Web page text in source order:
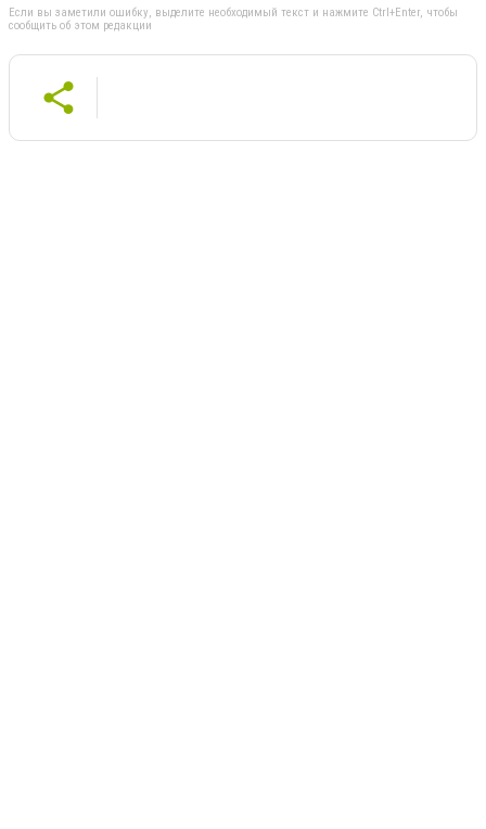
Если вы заметили ошибку, выделите необходимый текст и нажмите Ctrl+Enter, чтобы
сообщить об этом редакции